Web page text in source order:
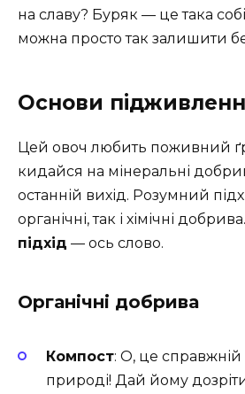
на славу? Буряк — це така
можна просто так залишити
Основи
Цей овоч любить поживний
кидайся на мінеральні
останній вихід. Розумний
органічні, так і хімічні добрива.
підхід — ось слово.
Органічні добрива
Компост: О, це
природі! Дай йому